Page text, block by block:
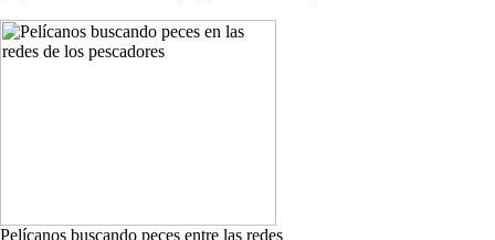
Pelícanos buscando peces entre las redes